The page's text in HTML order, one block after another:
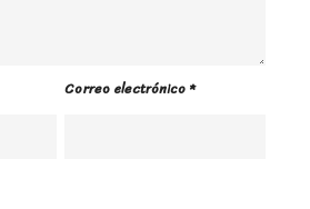
Correo electrónico*